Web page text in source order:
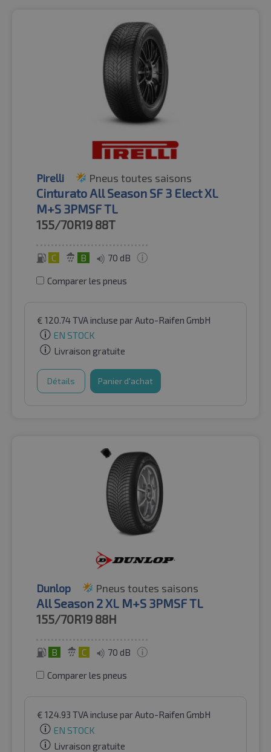
Pirelli Pneus toutes saisons
Cinturato All Season SF 3 Elect XL
M+S 3PMSF TL
155/70R19 88T
C B 70 dB
Comparer les pneus
€ 120.74TVA incluse par Auto-Raifen GmbH
EN STOCK
Livraison gratuite
Détails Panier d'achat
Dunlop Pneus toutes saisons
All Season 2 XL M+S 3PMSF TL
155/70R19 88H
B C 70 dB
Comparer les pneus
€ 124.93 TVA incluse par Auto-Raifen GmbH
EN STOCK
Livraison gratuite